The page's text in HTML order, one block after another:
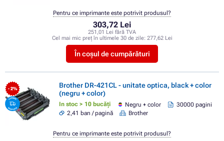
303,72 Lei
251,01 Lei fără TVA
Cel mai mic preț în ultimele 30 de zile: 277,62 Lei
În coșul de cumpărături
Pentru ce imprimante este potrivit produsul?
- 2%
Brother DR-421CL - unitate optica, black + color
(negru + color)
In stoc > 10 bucăți Negru + color
30000 pagini
2,41 ban / pagină
Brother
Pentru ce imprimante este potrivit produsul?